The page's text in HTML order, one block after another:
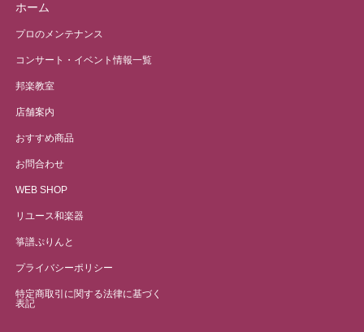
ホーム
プロのメンテナンス
コンサート・イベント情報一覧
邦楽教室
店舗案内
おすすめ商品
お問合わせ
WEB SHOP
リユース和楽器
箏譜ぷりんと
プライバシーポリシー
特定商取引に関する法律に基づく
表記